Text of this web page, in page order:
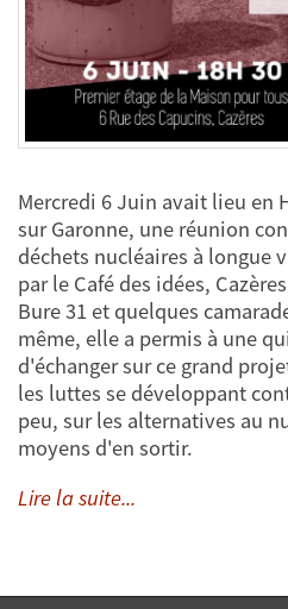
Mercredi 6 Juin avait lieu en
sur Garonne, une réunion
déchets nucléaires à longue
par le Café des idées,
Bure 31 et quelques
même, elle a permis à une
d'échanger sur ce grand
les luttes se développant
peu, sur les alternatives au
moyens d'en sortir.
Lire la suite...